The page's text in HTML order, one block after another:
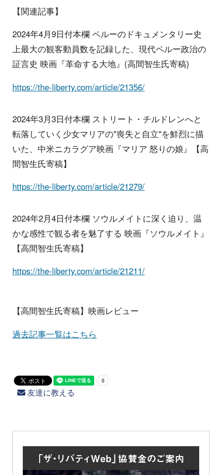
【関連記事】
2024年4月9日付本欄 ペルーのドキュメンタリー史
上最大の観客動員数を記録した、現代ペルー政治の
証言史 映画『革命する大地』(高間智生氏寄稿)
https://the-liberty.com/article/21356/
2024年3月3日付本欄 ストリート・チルドレンへと
転落していく少女マリアの"喪失と自立"を鮮烈に描
いた、中米ニカラグア映画『マリア 怒りの娘』【高
間智生氏寄稿】
https://the-liberty.com/article/21279/
2024年2月4日付本欄 ソウルメイトに深く迫り、温
かな感性で観る者を魅了する 映画『ソウルメイト』
【高間智生氏寄稿】
https://the-liberty.com/article/21211/
【高間智生氏寄稿】映画レビュー
過去記事一覧はこちら
友達に教える